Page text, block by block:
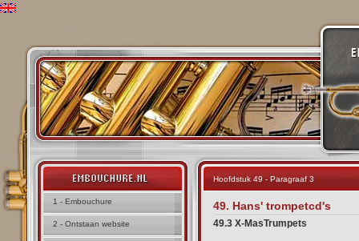
1 - Embouchure
2 - Ontstaan website
Hoofdstuk 49 - Paragraaf 3
49. Hans' trompetcd's
49.3 X-MasTrumpets